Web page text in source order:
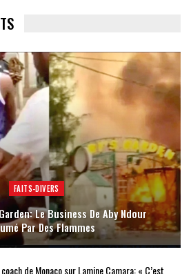
FAITS-DIVERS
Le Business De Aby Ndour
Par Des Flammes
coach de Monaco sur Lamine Camara: « C’est